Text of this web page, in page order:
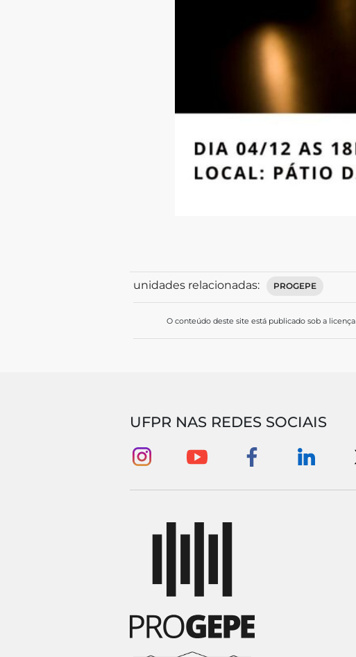
unidades relacionadas: PROGEPE
O conteúdo deste site está publicado sob a licença
UFPR NAS REDES SOCIAIS